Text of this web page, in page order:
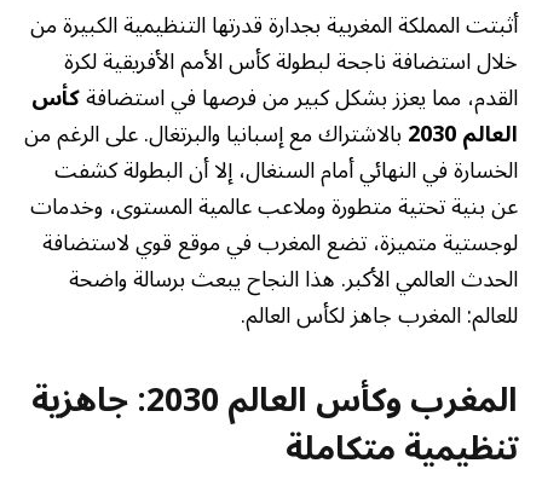
أثبتت المملكة المغربية بجدارة قدرتها التنظيمية الكبيرة من
خلال استضافة ناجحة لبطولة كأس الأمم الأفريقية لكرة
القدم، مما يعزز بشكل كبير من فرصها في استضافةكأس
العالم 2030 بالاشتراك مع إسبانيا والبرتغال. على الرغم من
الخسارة في النهائي أمام السنغال، إلا أن البطولة كشفت
عن بنية تحتية متطورة وملاعب عالمية المستوى، وخدمات
لوجستية متميزة، تضع المغرب في موقع قوي لاستضافة
الحدث العالمي الأكبر. هذا النجاح يبعث برسالة واضحة
للعالم: المغرب جاهز لكأس العالم.
المغرب وكأس العالم 2030: جاهزية
تنظيمية متكاملة